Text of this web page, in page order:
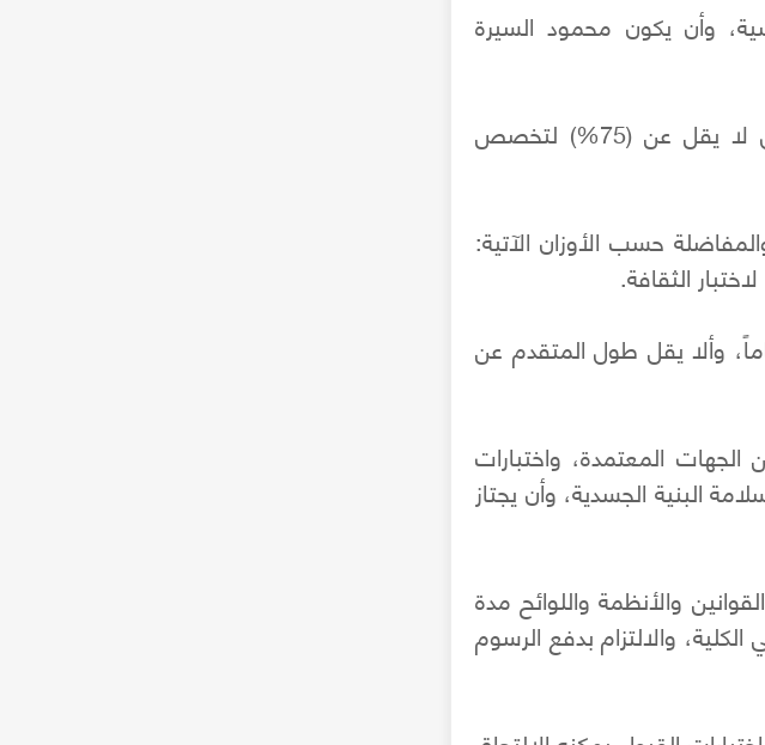
وأن يكون محمود السيرة
ولفت إلى أن يكون الملتحق بالكلية قد اجتاز بنجاح امتحان الثانوية العامة بمعدل لا يقل عن (75%) لتخصص
حسب الأوزان الآتية:
أنه يُشترط ألا يزيد عمر المتقدم في أول أكتوبر من العام 2023 عن 20 عاماً، وألا يقل طول المتقدم عن
المعتمدة، واختبارات
البنية الجسدية، وأن يجتاز
والأنظمة واللوائح مدة
والالتزام بدفع الرسوم